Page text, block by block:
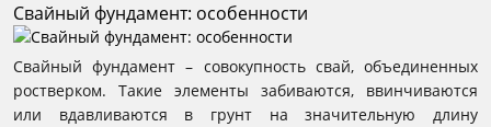
Свайный фундамент: особенности
Свайный фундамент – совокупность свай, объединенных
ростверком. Такие элементы забиваются, ввинчиваются
или вдавливаются в грунт на значительную длину